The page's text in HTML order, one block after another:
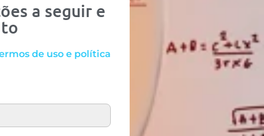
a seguir e
de uso e política